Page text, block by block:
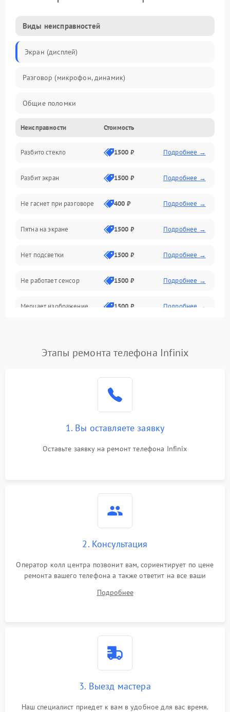
Виды неисправностей
Экран (дисплей)
Разговор (микрофон, динамик)
Общие поломки
Проблемы связи
Камеры
Проблемы с дисплеем и сенсором
Зарядка
Проблемы с питанием, зарядкой и аккумулятором
Проблемы с работой системы, корпусом и другие
Неисправности Стоимость
Разбито стекло 1500 ₽ Подробнее →
Разбит экран 1500 ₽ Подробнее →
Не гаснет при разговоре 400 ₽ Подробнее →
Пятна на экране 1500 ₽ Подробнее →
Нет подсветки 1500 ₽ Подробнее →
Не работает сенсор 1500 ₽ Подробнее →
Мерцает изображение 1500 ₽ Подробнее →
Не работает Face ID 4000 ₽ Подробнее →
Этапы ремонта телефона Infinix
1. Вы оставляете заявку
Оставьте заявку на ремонт телефона Infinix
2. Консультация
Оператор колл центра позвонит вам, сориентирует по цене
ремонта вашего телефона а также ответит на все ваши
Подробнее
3. Выезд мастера
Наш специалист приедет к вам в удобное для вас время.